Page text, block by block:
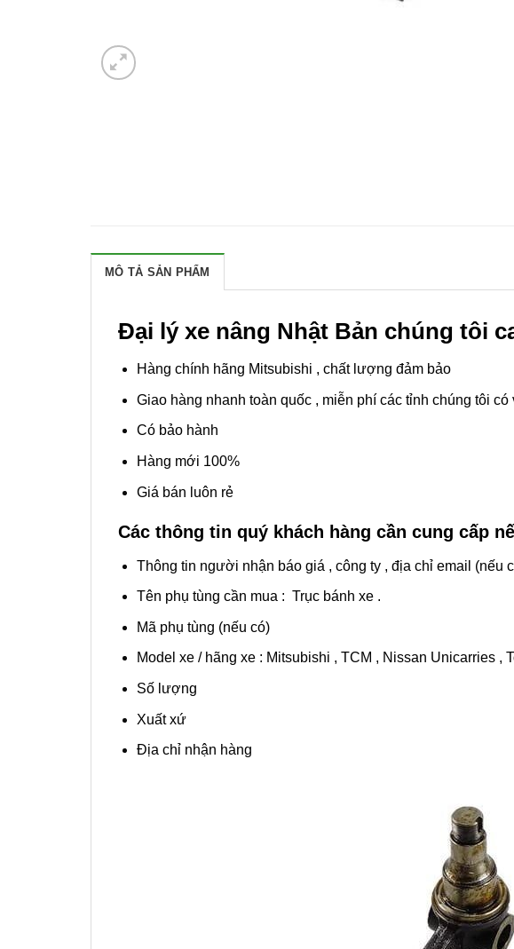
MÔ TẢ SẢN PHẨM
Đại lý xe nâng Nhật Bản chúng tôi
Hàng chính hãng Mitsubishi , chất lượng đảm bảo
Giao hàng nhanh toàn quốc , miễn phí các tỉnh chúng tôi
Có bảo hành
Hàng mới 100%
Giá bán luôn rẻ
Các thông tin quý khách hàng cần cung cấp
Thông tin người nhận báo giá , công ty , địa chỉ email (nếu
Tên phụ tùng cần mua : Trục bánh xe .
Mã phụ tùng (nếu có)
Model xe / hãng xe : Mitsubishi , TCM , Nissan Unicarries ,
Số lượng
Xuất xứ
Địa chỉ nhận hàng